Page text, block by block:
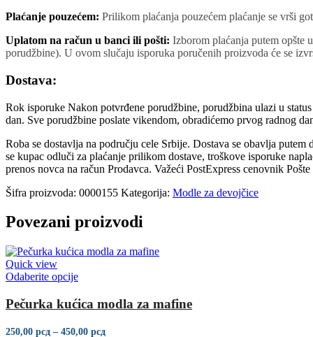
Plaćanje pouzećem: Prilikom plaćanja pouzećem plaćanje se vrši
Uplatom na račun u banci ili pošti: Izborom plaćanja putem opšte
porudžbine). U ovom slučaju isporuka poručenih proizvoda će se
Dostava:
Rok isporuke Nakon potvrđene porudžbine, porudžbina ulazi u
dan. Sve porudžbine poslate vikendom, obradićemo prvog radnog
Roba se dostavlja na području cele Srbije. Dostava se obavlja
se kupac odluči za plaćanje prilikom dostave, troškove isporuke
prenos novca na račun Prodavca. Važeći PostExpress cenovnik
Šifra proizvoda: 0000155 Kategorija: Modle za devojčice
Povezani proizvodi
Quick view
Odaberite opcijeOvaj
ima
više
varijanti.
Pečurka kućica modla za mafine
250,00 рсд – 450,00 рсдRaspon